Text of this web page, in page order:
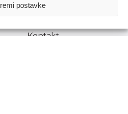
postavke
je uz navođenje izvora.
Kontakt